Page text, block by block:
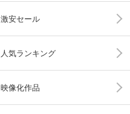
激安セール
人気ランキング
映像化作品